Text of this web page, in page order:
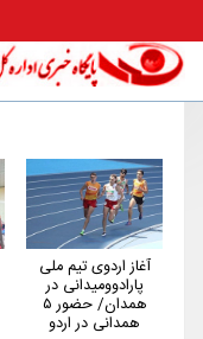
افتتاح اولین باشگاه
تخصصی تنیس روی
میز استان همدان